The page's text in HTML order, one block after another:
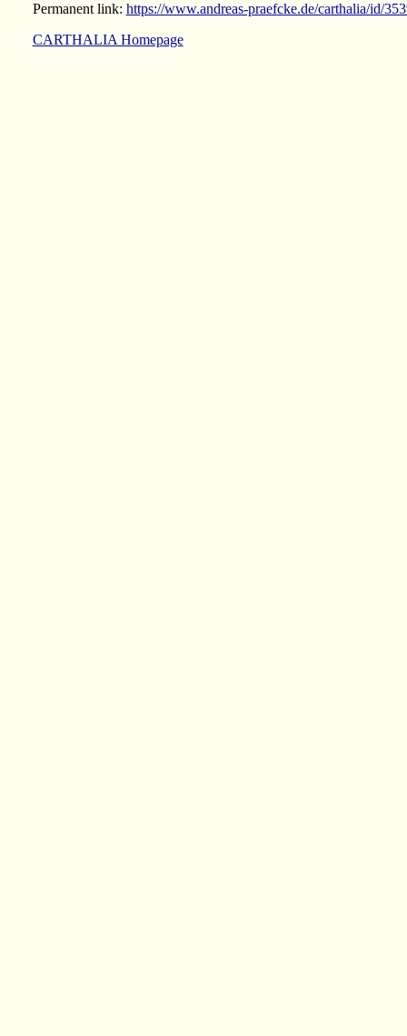
Permanent link: https://www.andreas-praefcke.de/carthalia/id/
CARTHALIA Homepage